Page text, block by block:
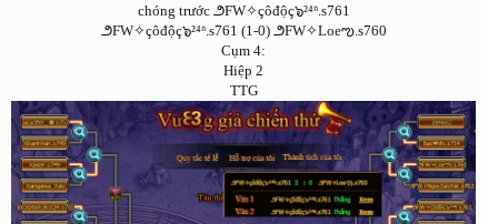
chóng trước ౨FW✧çôđộç๖²⁴ʱ.s761
౨FW✧çôđộç๖²⁴ʱ.s761 (1-0) ౨FW✧Loeఌ.s760
Cụm 4:
Hiệp 2
TTG